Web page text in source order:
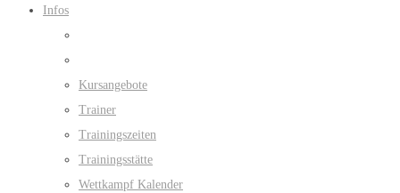
Infos
Kursangebote
Trainer
Trainingszeiten
Trainingsstätte
Wettkampf Kalender